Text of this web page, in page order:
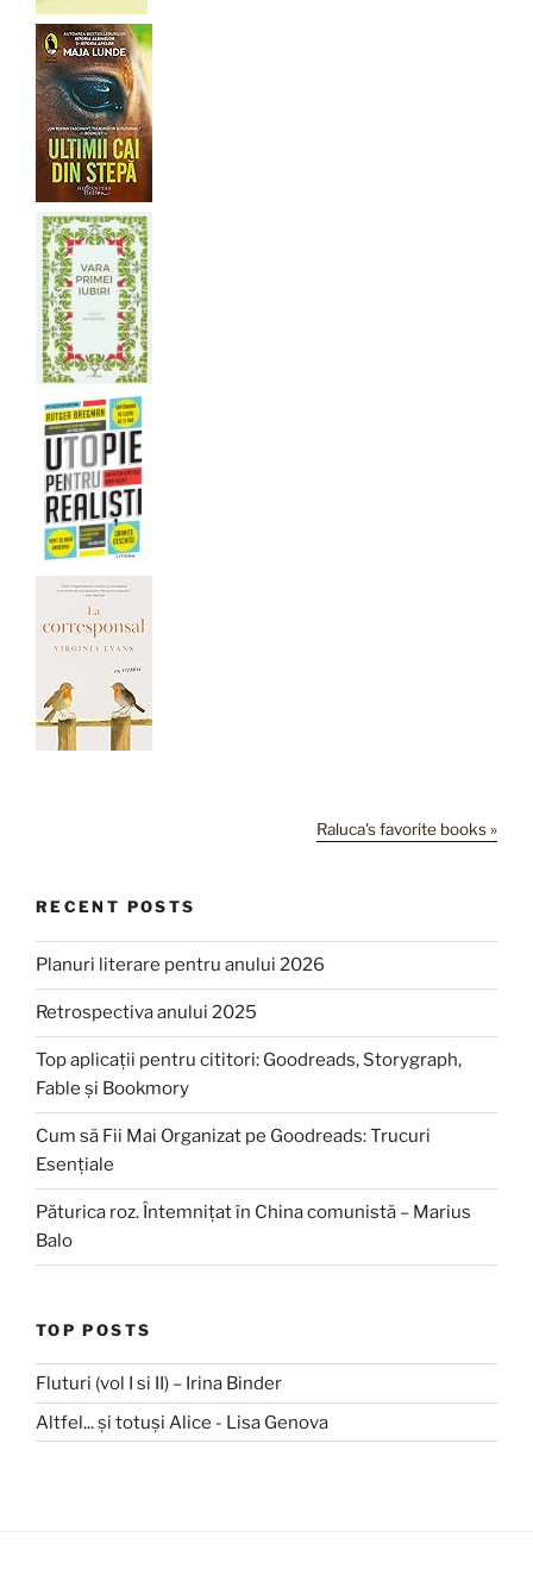
Raluca's favorite books »
RECENT POSTS
Planuri literare pentru anului 2026
Retrospectiva anului 2025
Top aplicații pentru cititori: Goodreads, Storygraph,
Fable și Bookmory
Cum să Fii Mai Organizat pe Goodreads: Trucuri
Esențiale
Păturica roz. Întemnițat în China comunistă – Marius
Balo
TOP POSTS
Fluturi (vol I si II) – Irina Binder
Altfel... și totuși Alice - Lisa Genova